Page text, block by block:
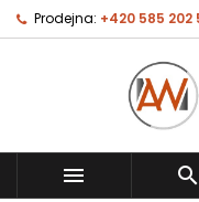
Prodejna: +420 585 202
 